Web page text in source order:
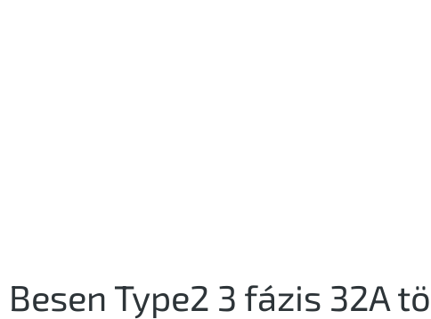
Besen Type2 3 fázis 32A